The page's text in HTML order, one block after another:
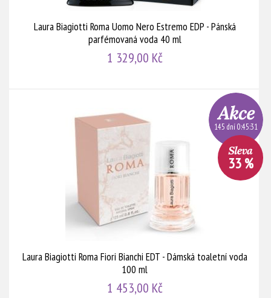
Laura Biagiotti Roma Uomo Nero Estremo EDP - Pánská
parfémovaná voda 40 ml
1 329,00 Kč
Laura Biagiotti Roma Fiori Bianchi EDT - Dámská toaletní voda
100 ml
1 453,00 Kč
145 dní 0:45:30
33 %